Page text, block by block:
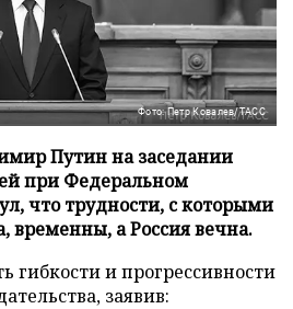
Фото: Петр Ковалев/ТАСС
Путин на заседании
при Федеральном
что трудности, с которыми
временны, а Россия вечна.
гибкости и прогрессивности
заявив: